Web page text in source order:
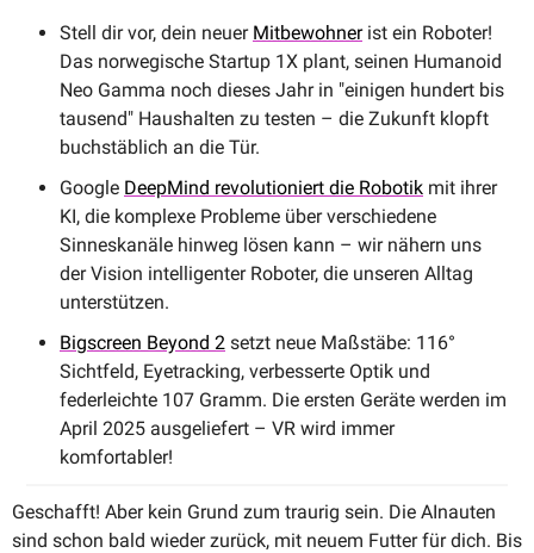
Stell dir vor, dein neuer Mitbewohner ist ein Roboter!
Das norwegische Startup 1X plant, seinen Humanoid
Neo Gamma noch dieses Jahr in "einigen hundert bis
tausend" Haushalten zu testen – die Zukunft klopft
buchstäblich an die Tür.
Google DeepMind revolutioniert die Robotik mit ihrer
KI, die komplexe Probleme über verschiedene
Sinneskanäle hinweg lösen kann – wir nähern uns
der Vision intelligenter Roboter, die unseren Alltag
unterstützen.
Bigscreen Beyond 2 setzt neue Maßstäbe: 116°
Sichtfeld, Eyetracking, verbesserte Optik und
federleichte 107 Gramm. Die ersten Geräte werden im
April 2025 ausgeliefert – VR wird immer
komfortabler!
Geschafft! Aber kein Grund zum traurig sein. Die AInauten
sind schon bald wieder zurück, mit neuem Futter für dich. Bis